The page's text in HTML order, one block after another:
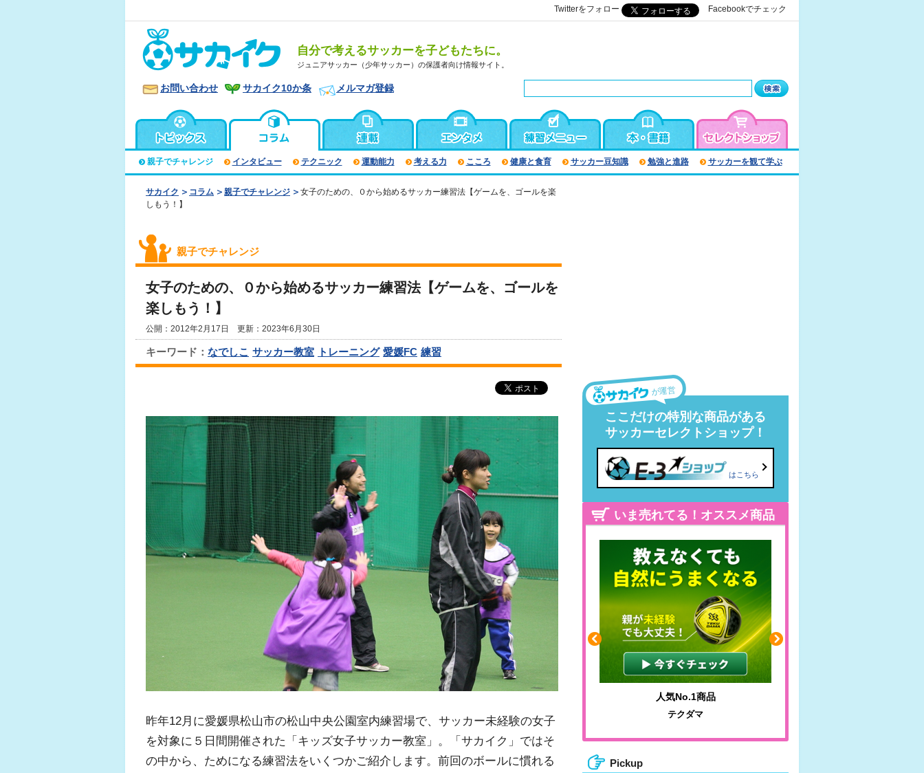
Twitterをフォロー Facebookでチェック
自分で考えるサッカーを子どもたちに。
ジュニアサッカー（少年サッカー）の保護者向け情報サイト。
お問い合わせ サカイク10か条 メルマガ登録
親子でチャレンジ インタビュー テクニック 運動能力 考える力 こころ 健康と食育 サッカー豆知識 勉強と進路 サッカーを観て学ぶ
サカイク コラム 親子でチャレンジ
女子のための、０から始めるサッカー練習法【ゲームを、ゴールを楽
しもう！】
親子でチャレンジ
女子のための、０から始めるサッカー練習法【ゲームを、ゴールを
楽しもう！】
公開：2012年2月17日 更新：2023年6月30日
キーワード： なでしこ サッカー教室 トレーニング 愛媛FC 練習
昨年12月に愛媛県松山市の松山中央公園室内練習場で、サッカー未経験の女子
を対象に５日間開催された「キッズ女子サッカー教室」。「サカイク」ではそ
の中から、ためになる練習法をいくつかご紹介します。前回のボールに慣れる
が運営
ここだけの特別な商品がある
サッカーセレクトショップ！
はこちら
いま売れてる！オススメ商品
ジュニアレッグリカバリー テクダマ
わかりやすい質問に沿って書ける
サカイクサッカーノート
Pickup